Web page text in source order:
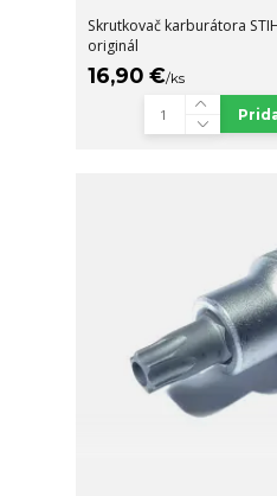
Skrutkovač karburátora
originál
16,90 €/ks